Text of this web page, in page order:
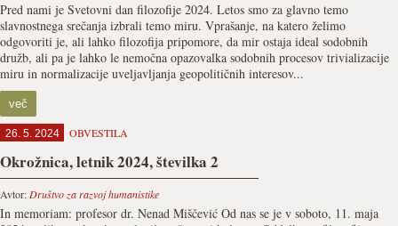
Pred nami je Svetovni dan filozofije 2024. Letos smo za glavno temo
slavnostnega srečanja izbrali temo miru. Vprašanje, na katero želimo
odgovoriti je, ali lahko filozofija pripomore, da mir ostaja ideal sodobnih
družb, ali pa je lahko le nemočna opazovalka sodobnih procesov trivializacije
miru in normalizacije uveljavljanja geopolitičnih interesov...
več
26. 5. 2024 OBVESTILA
Okrožnica, letnik 2024, številka 2
Avtor: Društvo za razvoj humanistike
In memoriam: profesor dr. Nenad Miščević Od nas se je v soboto, 11. maja